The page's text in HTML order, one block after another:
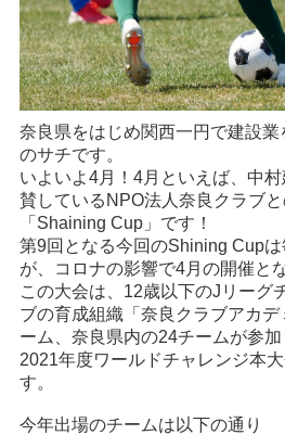
奈良県をはじめ関西一円で建設業
のサチです。
いよいよ4月！4月といえば、中
賛しているNPO法人奈良クラブ
「Shaining Cup」です！
第9回となる今回のShining Cup
が、コロナの影響で4月の開催と
この大会は、12歳以下のJリーグ
ブの育成組織「奈良クラブアカ
ーム、奈良県内の24チームが参
2021年度ワールドチャレンジ本
す。
今年出場のチームは以下の通り